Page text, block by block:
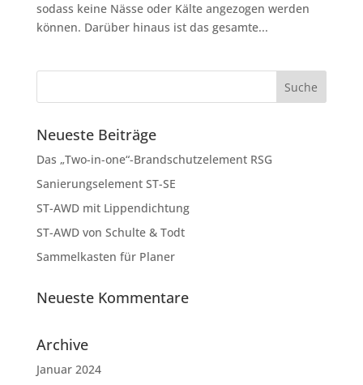
sodass keine Nässe oder Kälte angezogen werden
können. Darüber hinaus ist das gesamte...
Neueste Beiträge
Das „Two-in-one“-Brandschutzelement RSG
Sanierungselement ST-SE
ST-AWD mit Lippendichtung
ST-AWD von Schulte & Todt
Sammelkasten für Planer
Neueste Kommentare
Archive
Januar 2024